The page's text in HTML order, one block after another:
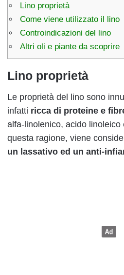
Lino proprietà
Come viene utilizzato il lino
Controindicazioni del lino
Altri oli e piante da scoprire
Lino proprietà
Le proprietà del lino sono
infatti ricca di proteine e
alfa-linolenico, acido
questa ragione, viene
un lassativo ed un anti-